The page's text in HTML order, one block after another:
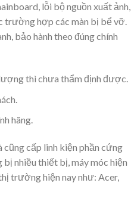
lỗi bộ nguồn xuất ảnh,
trường hợp các màn bị bể vỡ.
bảo hành theo đúng chính
thì chưa thẩm định được.
hãng.
cấp linh kiện phần cứng
bị nhiều thiết bị, máy móc hiện
trường hiện nay như: Acer,